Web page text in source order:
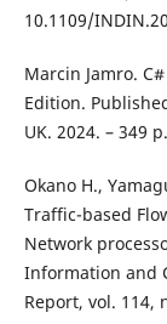
10.1109/
Marcin Jamro.
Edition.
UK. 2024. – 349 p.
Okano H.,
Traffic-based
Network
Information and
Report, vol. 114,